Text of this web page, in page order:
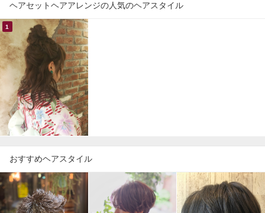
ヘアセットヘアアレンジの人気のヘアスタイル
おすすめヘアスタイル